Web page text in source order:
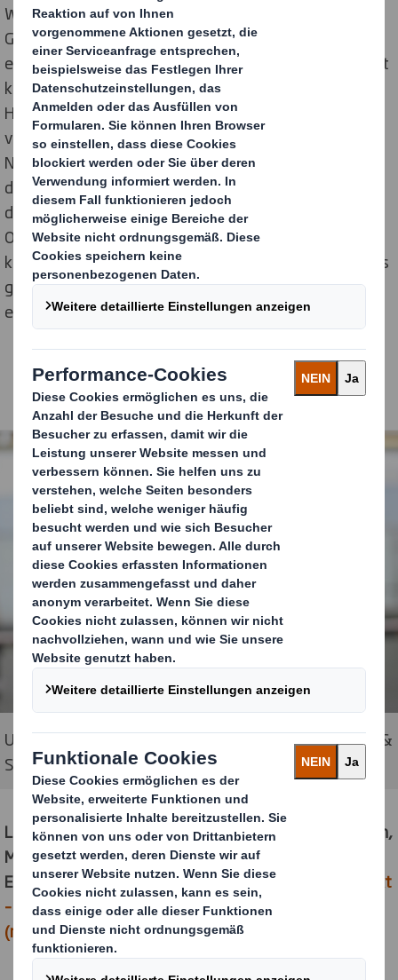
Weihnachtsgeschäftes, das für viele Händler einen
Großteil des Jahresumsatzes generiert, fand noch
einmal verstärkt an der digitalen Ladentheke statt. Mit
kurzfristig aktualisierten Zahlen prognostizierte der
Handelsverband Deutschland (HDE) ein Umsatzminus
von sieben Prozent für den gesamten Handel im
November und Dezember. Der Blick in die Details zeigt
dabei die Unterschiede auf: Laut der Prognosen bricht
der stationäre Handel um 14 % ein, während der
Onlinehandel seine Umsätze um fast ein Drittel auf
knapp 20 Mrd. Euro erhöht haben dürfte; ein Drittel des
gesamten Onlineumsatzes des Jahres 2019 also,
erwirtschaftet in nur zwei Monaten.[1]+[2]
Uwe Väth, Managing Director DS Smith Deutschland &
Schweiz
Lesen Sie hier den DS Smith Gastbeitrag von Uwe Väth,
Managing Director DS Smith Deutschland/Schweiz, im
E-Commerce Online-Magazin von ROQQIO:
Neu verpackt
– intelligente Ansätze für das „Mehr“ im Onlinehandel
(roqqio.com)